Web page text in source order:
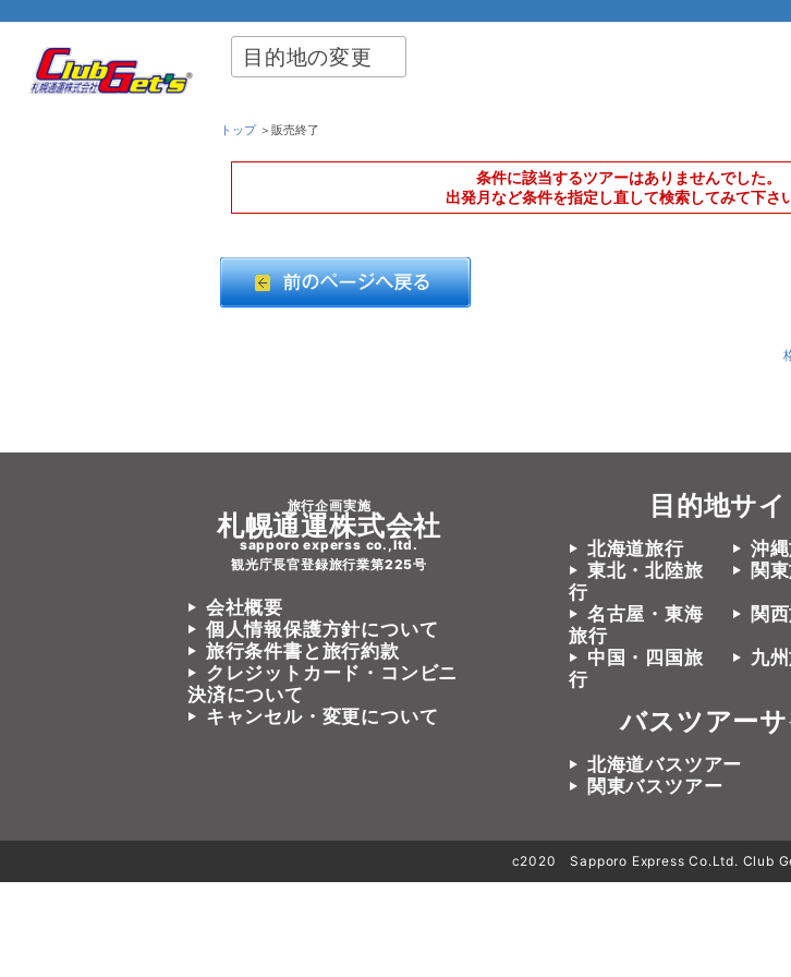
目的地の変更
トップ＞販売終了
条件に該当するツアーはありませんでした。
出発月など条件を指定し直して検索してみて下さい
旅行企画実施
札幌通運株式会社
sapporo experss co.,ltd.
観光庁長官登録旅行業第225号
会社概要
個人情報保護方針について
旅行条件書と旅行約款
クレジットカード・コンビニ
決済について
キャンセル・変更について
目的地サイ
北海道旅行
沖
東北・北陸旅
行
関
名古屋・東海
旅行
関
中国・四国旅
行
九
バスツアーサ
北海道バスツアー
関東バスツアー
c2020 Sapporo Express Co.Ltd. Club